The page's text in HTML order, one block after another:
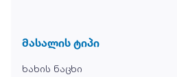
მასალის ტიპი
ხახის ნაცხი